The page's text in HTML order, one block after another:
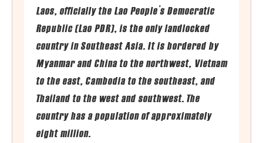
Laos, officially the Lao People’s Democratic
Republic (Lao PDR), is the only landlocked
country in Southeast Asia. It is bordered by
Myanmar and China to the northwest, Vietnam
to the east, Cambodia to the southeast, and
Thailand to the west and southwest. The
country has a population of approximately
eight million.